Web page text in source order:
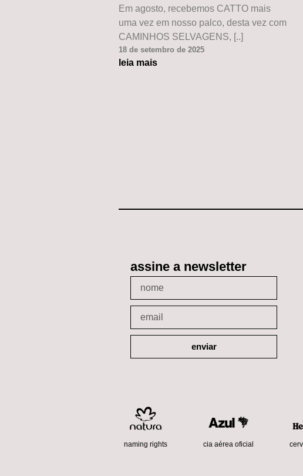
Em agosto, recebemos CATTO mais
uma vez em nosso palco, desta vez com
CAMINHOS SELVAGENS, [..]
18 de setembro de 2025
leia mais
assine a newsletter
enviar
naming rights cia aérea oficial